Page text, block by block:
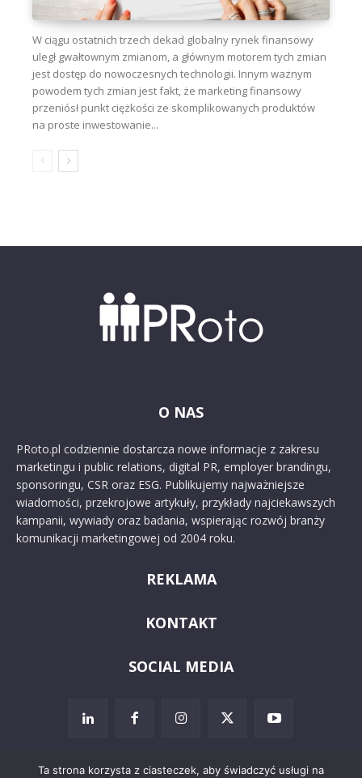
W ciągu ostatnich trzech dekad globalny rynek finansowy
uległ gwałtownym zmianom, a głównym motorem tych zmian
jest dostęp do nowoczesnych technologii. Innym ważnym
powodem tych zmian jest fakt, że marketing finansowy
przeniósł punkt ciężkości ze skomplikowanych produktów
na proste inwestowanie...
O NAS
PRoto.pl codziennie dostarcza nowe informacje z zakresu
marketingu i public relations, digital PR, employer brandingu,
sponsoringu, CSR oraz ESG. Publikujemy najważniejsze
wiadomości, przekrojowe artykuły, przykłady najciekawszych
kampanii, wywiady oraz badania, wspierając rozwój branży
komunikacji marketingowej od 2004 roku.
REKLAMA
KONTAKT
SOCIAL MEDIA
Ta strona korzysta z ciasteczek, aby świadczyć usługi na